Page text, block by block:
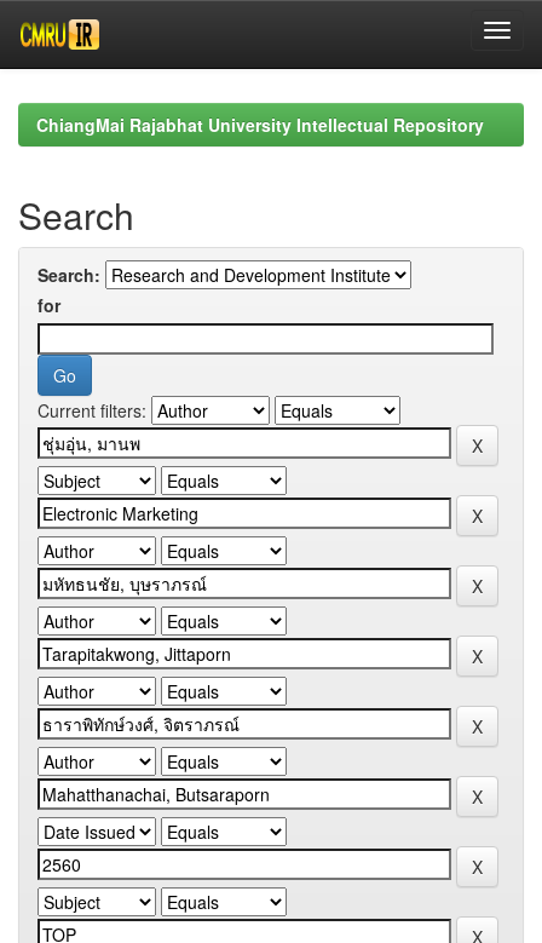
navigationChiangMai Rajabhat University Intellectual Repository
Search
Search:
for
Current filters: